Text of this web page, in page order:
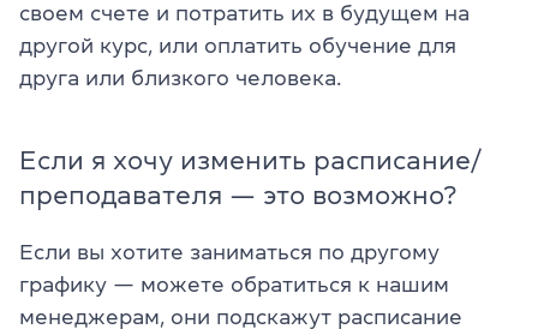
своем счете и потратить их в будущем на
другой курс, или оплатить обучение для
друга или близкого человека.
Если я хочу изменить расписание/
преподавателя — это возможно?
Если вы хотите заниматься по другому
графику — можете обратиться к нашим
менеджерам, они подскажут расписание